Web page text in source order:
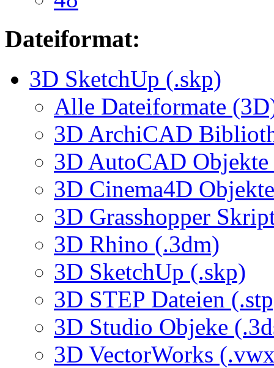
Dateiformat:
3D SketchUp (.skp)
Alle Dateiformate
3D ArchiCAD
3D AutoCAD
3D Cinema4D
3D Grasshopper
3D Rhino (.3dm)
3D SketchUp (.skp)
3D STEP Dateien
3D Studio Objeke
3D VectorWorks